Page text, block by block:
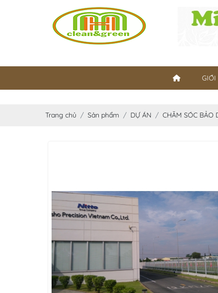
GIỚI
Trang chủ Sản phẩm DỰ ÁN CHĂM SÓC BẢO